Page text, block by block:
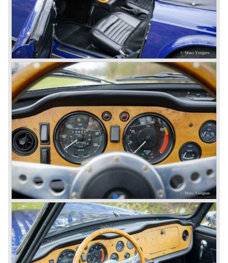
to stay in business during the years to come. They started
successful negotiations with Leyland Truck & Bus
company which resulted in the founding of Leyland Motor
Corporation in 1961.
Triumphs new technical director Harry Webster was very
impressed by Michelotti's designs so he asked him to
design a successor for the Triumph TR 3. Additionally he
asked Michelotti to design a completely new sports car,
smaller and cheaper, to compete with MG. The MG
competitor was born in 1962; the Triumph Spitfire.
The successor in the bloodline of TR sports cars was the
Triumph TR 4.
The Triumph TR 4 was in large based on TR 3b
mechanics but it was a completely different car by design.
Clear flowing lines and a compact purposeful look made
the TR 4 a very handsome sports car. Functionally a lot
changed; the interior offered more space as did the booth,
the engine room was larger and easier to reach and the
car was fitted with roll up windows.
In the year 1964 the TR 4a was introduced with IRS
(Independent Rear Suspension). The sixties of the
ninetieth century were the glory days of Triumph, they had
a very nice product line and sales were flourishing.
In the year 1967 the six cylinder Triumph TR 5 was
presented, the TR 5 was the first car factory fitted with a
petrol injection system. This mechanical injection system
was manufactured by Lucas. The TR 5 was in fact a
Triumph TR 4a fitted with a six cylinder engine.